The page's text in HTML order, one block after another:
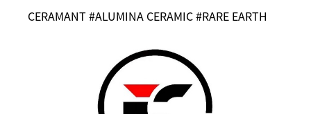
CERAMANT #ALUMINA CERAMIC #RARE EARTH